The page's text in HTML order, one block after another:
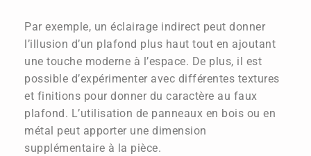
Par exemple, un éclairage indirect peut donner
l’illusion d’un plafond plus haut tout en ajoutant
une touche moderne à l’espace. De plus, il est
possible d’expérimenter avec différentes textures
et finitions pour donner du caractère au faux
plafond. L’utilisation de panneaux en bois ou en
métal peut apporter une dimension
supplémentaire à la pièce.